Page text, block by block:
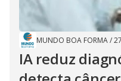
MUNDO BOA FORMA/
IA reduz